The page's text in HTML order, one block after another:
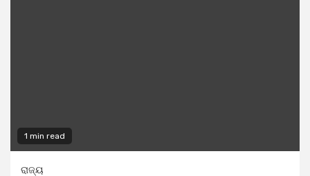
1 min read
ରାଜ୍ୟ